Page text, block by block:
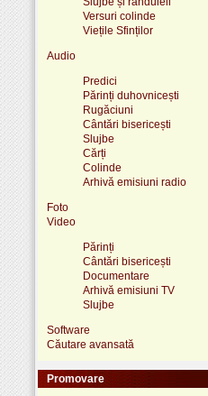
Versuri colinde
Viețile Sfinților
Audio
Predici
Părinți duhovnicești
Rugăciuni
Cântări bisericești
Slujbe
Cărți
Colinde
Arhivă emisiuni radio
Foto
Video
Părinți
Cântări bisericești
Documentare
Arhivă emisiuni TV
Slujbe
Software
Căutare avansată
Promovare